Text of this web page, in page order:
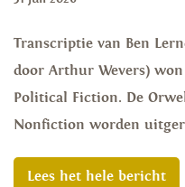
Transcriptie van Ben
door Arthur Wevers)
Political Fiction. De
Nonfiction worden
Lees het hele bericht